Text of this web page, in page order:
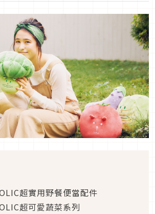
超實用野餐便當配件
超可愛蔬菜系列